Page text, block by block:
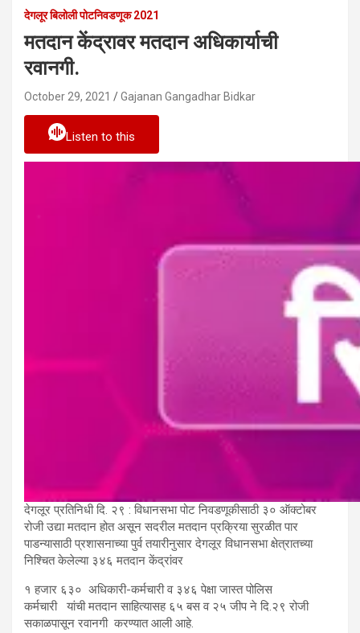
देगलूर बिलोली पोटनिवडणूक 2021
मतदान केंद्रावर मतदान अधिकार्याची
रवानगी.
October 29, 2021 Gajanan Gangadhar Bidkar
Listen to this
देगलूर प्रतिनिधी दि. २९ : विधानसभा पोट निवडणूकीसाठी ३० ऑक्टोबर
रोजी उद्या मतदान होत असून सदरील मतदान प्रक्रिया सुरळीत पार
पाडन्यासाठी प्रशासनाच्या पुर्व तयारीनुसार देगलूर विधानसभा क्षेत्रातच्या
निश्चित केलेल्या ३४६ मतदान केंद्रांवर
१ हजार ६३० अधिकारी-कर्मचारी व ३४६ पेक्षा जास्त पोलिस
कर्मचारी यांची मतदान साहित्यासह ६५ बस व २५ जीप ने दि.२९ रोजी
सकाळपासून रवानगी करण्यात आली आहे.